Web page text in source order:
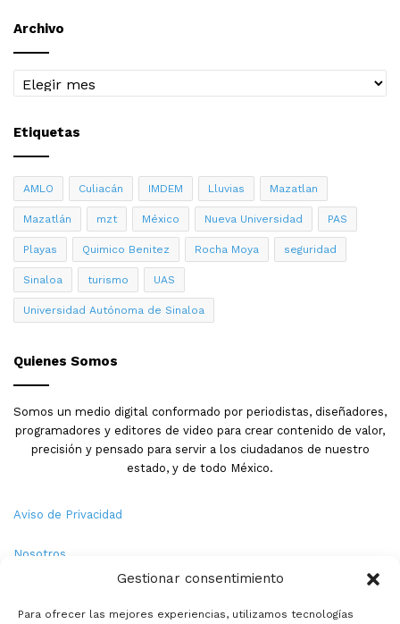
Gestionar consentimiento
Para ofrecer las mejores experiencias, utilizamos tecnologías
Archivo
Archivo
Etiquetas
AMLO Culiacán IMDEM Lluvias Mazatlan
Mazatlán mzt México Nueva Universidad PAS
Playas Quimico Benitez Rocha Moya seguridad
Sinaloa turismo UAS
Universidad Autónoma de Sinaloa
Quienes Somos
Somos un medio digital conformado por periodistas, diseñadores,
programadores y editores de video para crear contenido de valor,
precisión y pensado para servir a los ciudadanos de nuestro
estado, y de todo México.
Aviso de Privacidad
Nosotros